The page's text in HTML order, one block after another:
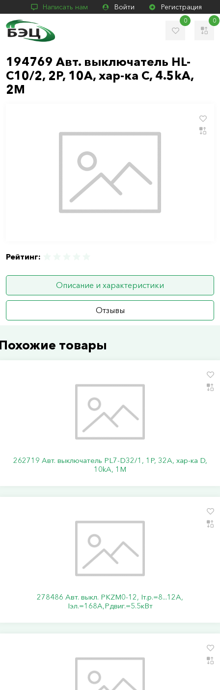
Написать нам Войти Регистрация
0 0
194769 Авт. выключатель HL-
C10/2, 2P, 10A, хар-ка C, 4.5kA,
2M
Рейтинг:
Описание и характеристики
Отзывы
товары
262719 Авт. выключатель PL7-D32/1, 1P, 32A, хар-ка D,
10kA, 1M
278486 Авт. выкл. PKZM0-12, Iт.р.=8...12А,
Iэл.=168А,Pдвиг.=5.5кВт